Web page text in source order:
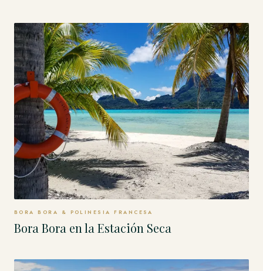
BORA BORA & POLINESIA FRANCESA
Bora Bora en la Estación Seca